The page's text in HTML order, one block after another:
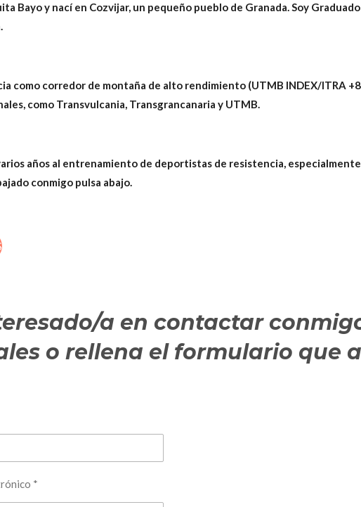
Bayo y nací en Cozvijar, un pequeño pueblo de Granada. Soy
como corredor de montaña de alto rendimiento (UTMB INDEX/ITRA
como Transvulcania, Transgrancanaria y UTMB.
años al entrenamiento de deportistas de resistencia,
conmigo pulsa abajo.
a en contactar
o rellena el formulario que
*